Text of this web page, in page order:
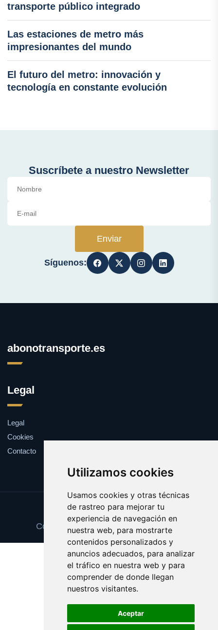
Utilizamos cookies
Usamos cookies y otras técnicas
de rastreo para mejorar tu
experiencia de navegación en
nuestra web, para mostrarte
contenidos personalizados y
anuncios adecuados, para analizar
el tráfico en nuestra web y para
comprender de donde llegan
nuestros visitantes.
Aceptar
transporte público integrado
Las estaciones de metro más
impresionantes del mundo
El futuro del metro: innovación y
tecnología en constante evolución
Suscríbete a nuestro Newsletter
Enviar
Síguenos:
abonotransporte.es
Legal
Legal
Cookies
Contacto
Update cookies preferences
Copyright © 2025 abonotransporte.es